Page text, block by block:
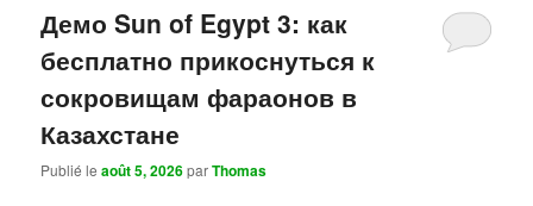
Демо Sun of Egypt 3: как
бесплатно прикоснуться к
сокровищам фараонов в
Казахстане
Publié leaoût 5, 2026parThomas